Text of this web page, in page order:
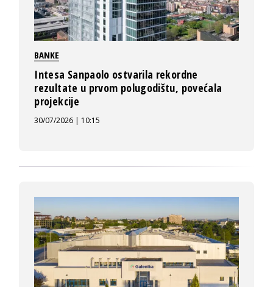
BANKE
Intesa Sanpaolo ostvarila rekordne
rezultate u prvom polugodištu, povećala
projekcije
30/07/2026 | 10:15